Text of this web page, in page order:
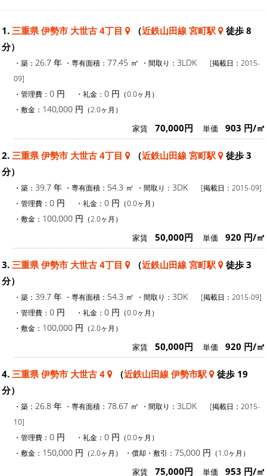
1. 三重県 伊勢市 大世古 4丁目 （近鉄山田線 宮町駅
徒歩 8
分）
・築： 26.7 年 ・専有面積： 77.45 ㎡ ・間取り： 3LDK
[掲載日：2015-
09]
・管理費： 0 円 ・礼金： 0 円 （0.0ヶ月）
・敷金： 140,000 円 （2.0ヶ月）
家賃 70,000円 単価 903 円/㎡
2. 三重県 伊勢市 大世古 4丁目 （近鉄山田線 宮町駅
徒歩 3
分）
・築： 39.7 年 ・専有面積： 54.3 ㎡ ・間取り： 3DK
[掲載日：2015-09]
・管理費： 0 円 ・礼金： 0 円 （0.0ヶ月）
・敷金： 100,000 円 （2.0ヶ月）
家賃 50,000円 単価 920 円/㎡
3. 三重県 伊勢市 大世古 4丁目 （近鉄山田線 宮町駅
徒歩 3
分）
・築： 39.7 年 ・専有面積： 54.3 ㎡ ・間取り： 3DK
[掲載日：2015-09]
・管理費： 0 円 ・礼金： 0 円 （0.0ヶ月）
・敷金： 100,000 円 （2.0ヶ月）
家賃 50,000円 単価 920 円/㎡
4. 三重県 伊勢市 大世古 4 （近鉄山田線 伊勢市駅
徒歩 19
分）
・築： 26.8 年 ・専有面積： 78.67 ㎡ ・間取り： 3LDK
[掲載日：2015-
10]
・管理費： 0 円 ・礼金： 0 円 （0.0ヶ月）
・敷金： 150,000 円 （2.0ヶ月） ・償却・敷引： 75,000 円 （1.0ヶ月）
家賃 75,000円 単価 953 円/㎡